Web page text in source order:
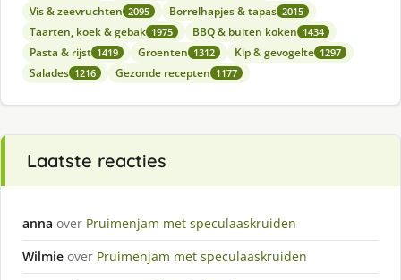
Vis & zeevruchten 2095 Borrelhapjes & tapas 2015
Taarten, koek & gebak 1975 BBQ & buiten koken 1434
Pasta & rijst 1419 Groenten 1312 Kip & gevogelte 1297
Salades 1216 Gezonde recepten 1177
Laatste reacties
anna over Pruimenjam met speculaaskruiden
Wilmie over Pruimenjam met speculaaskruiden